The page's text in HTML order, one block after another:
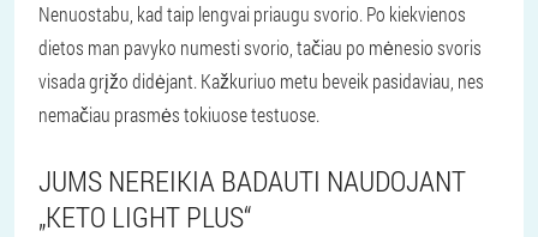
Nenuostabu, kad taip lengvai priaugu svorio. Po kiekvienos
dietos man pavyko numesti svorio, tačiau po mėnesio svoris
visada grįžo didėjant. Kažkuriuo metu beveik pasidaviau, nes
nemačiau prasmės tokiuose testuose.
JUMS NEREIKIA BADAUTI NAUDOJANT
„KETO LIGHT PLUS“